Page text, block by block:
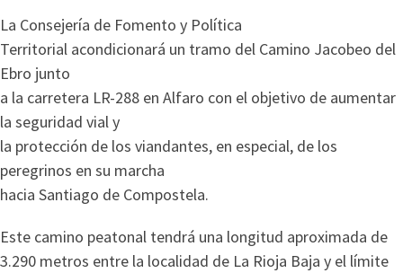
La Consejería de Fomento y Política
Territorial acondicionará un tramo del Camino Jacobeo del
Ebro junto
a la carretera LR-288 en Alfaro con el objetivo de aumentar
la seguridad vial y
la protección de los viandantes, en especial, de los
peregrinos en su marcha
hacia Santiago de Compostela.
Este camino peatonal tendrá una longitud aproximada de
3.290 metros entre la localidad de La Rioja Baja y el límite